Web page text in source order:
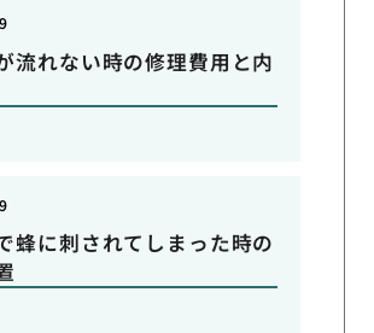
流れない時の修理費用と内
蜂に刺されてしまった時の